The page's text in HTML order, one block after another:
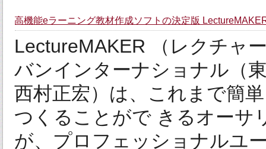
高機能eラーニング教材作成ソフトの決定版
LectureMAKER （レクチャ
バンインターナショナル
西村正宏）は、これまで簡
つくることがで きるオーサ
が、プロフェッショナルユ